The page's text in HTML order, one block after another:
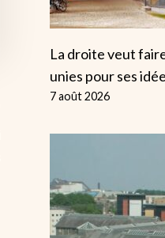
La droite veut
unies pour ses
7 août 2026